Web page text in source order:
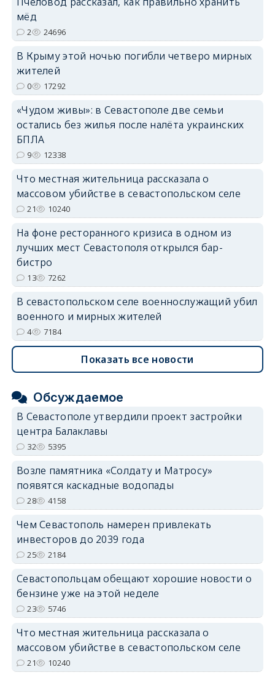
мёд
2 24696
В Крыму этой ночью погибли четверо мирных
жителей
0 17292
«Чудом живы»: в Севастополе две семьи
остались без жилья после налёта украинских
БПЛА
9 12338
Что местная жительница рассказала о
массовом убийстве в севастопольском селе
21 10240
На фоне ресторанного кризиса в одном из
лучших мест Севастополя открылся бар-
бистро
13 7262
В севастопольском селе военнослужащий убил
военного и мирных жителей
4 7184
Показать все новости
Обсуждаемое
В Севастополе утвердили проект застройки
центра Балаклавы
32 5395
Возле памятника «Солдату и Матросу»
появятся каскадные водопады
28 4158
Чем Севастополь намерен привлекать
инвесторов до 2039 года
25 2184
Севастопольцам обещают хорошие новости о
бензине уже на этой неделе
23 5746
Что местная жительница рассказала о
массовом убийстве в севастопольском селе
21 10240